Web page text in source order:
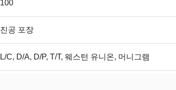
100
진공 포장
L/C, D/A, D/P, T/T, 웨스턴 유니온, 머니그램